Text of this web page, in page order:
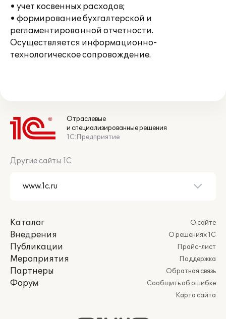
• учет косвенных расходов;
• формирование бухгалтерской и
регламентированной отчетности.
Осуществляется информационно-
технологическое сопровождение.
Отраслевые
и специализированные решения
1С:Предприятие
Другие сайты 1С
Каталог
Внедрения
Публикации
Мероприятия
Партнеры
Форум
О сайте
О решениях 1С
Прайс-лист
Поддержка
Обратная связь
Сообщить об ошибке
Карта сайта